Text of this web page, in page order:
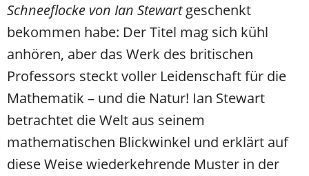
Schneeflocke von Ian Stewartgeschenkt
bekommen habe: Der Titel mag sich kühl
anhören, aber das Werk des britischen
Professors steckt voller Leidenschaft für die
Mathematik – und die Natur! Ian Stewart
betrachtet die Welt aus seinem
mathematischen Blickwinkel und erklärt auf
diese Weise wiederkehrende Muster in der